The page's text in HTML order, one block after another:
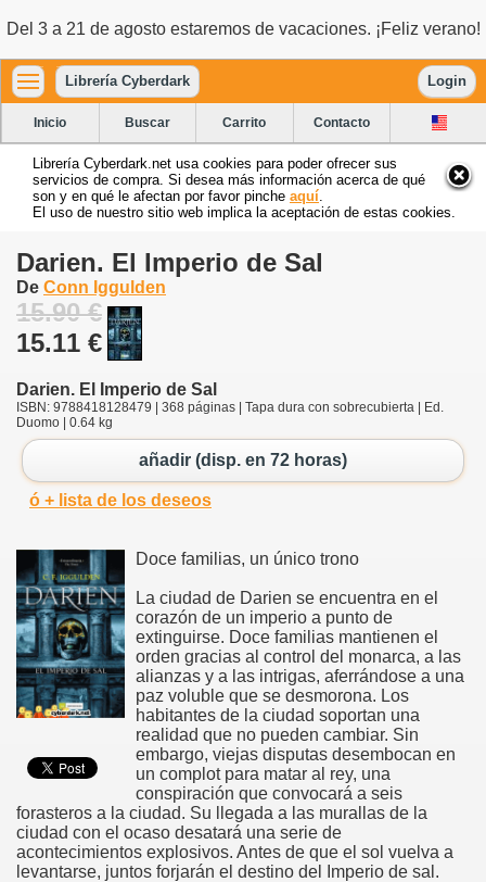
Del 3 a 21 de agosto estaremos de vacaciones. ¡Feliz verano!
Librería Cyberdark Login
Inicio Buscar Carrito Contacto
Librería Cyberdark.net usa cookies para poder ofrecer sus
servicios de compra. Si desea más información acerca de qué
son y en qué le afectan por favor pinche aquí
El uso de nuestro sitio web implica la aceptación de estas cookies.
Darien. El Imperio de Sal
De Conn Iggulden
15.90 €
15.11 €
Darien. El Imperio de Sal
ISBN: 9788418128479 | 368 páginas | Tapa dura con sobrecubierta | Ed.
Duomo | 0.64 kg
añadir (disp. en 72 horas)
ó + lista de los deseos
Doce familias, un único trono
La ciudad de Darien se encuentra en el
corazón de un imperio a punto de
extinguirse. Doce familias mantienen el
orden gracias al control del monarca, a las
alianzas y a las intrigas, aferrándose a una
paz voluble que se desmorona. Los
habitantes de la ciudad soportan una
realidad que no pueden cambiar. Sin
embargo, viejas disputas desembocan en
un complot para matar al rey, una
conspiración que convocará a seis
forasteros a la ciudad. Su llegada a las murallas de la
ciudad con el ocaso desatará una serie de
acontecimientos explosivos. Antes de que el sol vuelva a
levantarse, juntos forjarán el destino del Imperio de sal.